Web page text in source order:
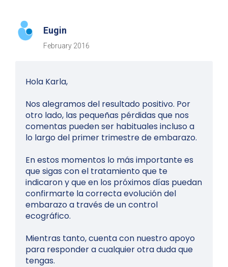
Eugin
February 2016
Hola Karla,
Nos alegramos del resultado positivo. Por
otro lado, las pequeñas pérdidas que nos
comentas pueden ser habituales incluso a
lo largo del primer trimestre de embarazo.
En estos momentos lo más importante es
que sigas con el tratamiento que te
indicaron y que en los próximos días puedan
confirmarte la correcta evolución del
embarazo a través de un control
ecográfico.
Mientras tanto, cuenta con nuestro apoyo
para responder a cualquier otra duda que
tengas.